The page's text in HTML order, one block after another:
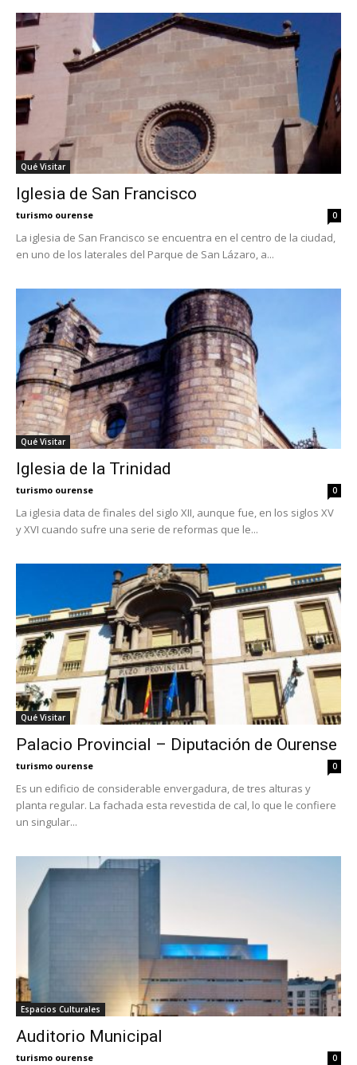
Qué Visitar
Iglesia de San Francisco
turismo ourense 0
La iglesia de San Francisco se encuentra en el centro de la ciudad,
en uno de los laterales del Parque de San Lázaro, a...
Qué Visitar
Iglesia de la Trinidad
turismo ourense 0
La iglesia data de finales del siglo XII, aunque fue, en los siglos XV
y XVI cuando sufre una serie de reformas que le...
Qué Visitar
Palacio Provincial – Diputación de Ourense
turismo ourense 0
Es un edificio de considerable envergadura, de tres alturas y
planta regular. La fachada esta revestida de cal, lo que le confiere
un singular...
Espacios Culturales
Auditorio Municipal
turismo ourense 0